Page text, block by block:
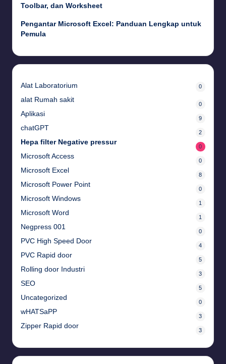
Toolbar, dan Worksheet
Pengantar Microsoft Excel: Panduan Lengkap untuk
Pemula
Alat Laboratorium 0
alat Rumah sakit
0
Aplikasi
9
chatGPT
2
Hepa filter Negative pressur
0
Microsoft Access
0
Microsoft Excel
8
Microsoft Power Point
0
Microsoft Windows
1
Microsoft Word
1
Negpress 001
0
PVC High Speed Door
4
PVC Rapid door
5
Rolling door Industri
3
SEO
5
Uncategorized
0
wHATSaPP
3
Zipper Rapid door
3